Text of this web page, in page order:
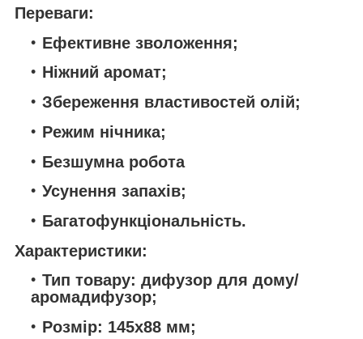
Переваги:
Ефективне зволоження;
Ніжний аромат;
Збереження властивостей олій;
Режим нічника;
Безшумна робота
Усунення запахів;
Багатофункціональність.
Характеристики:
Тип товару: дифузор для дому/
аромадифузор;
Розмір: 145х88 мм;